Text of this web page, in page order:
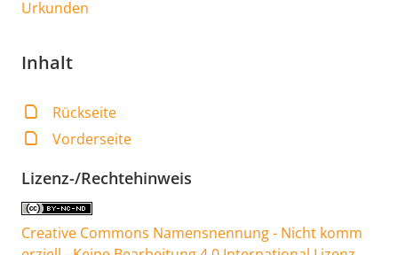
Urkunden
Inhalt
Rückseite
Vorderseite
Lizenz-/Rechtehinweis
Creative Commons Namensnennung - Nicht komm